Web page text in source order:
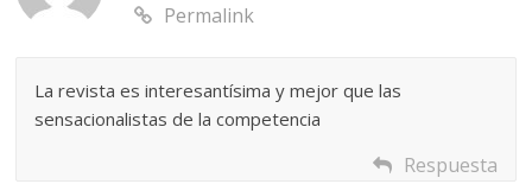
Permalink
La revista es interesantísima y mejor que las
sensacionalistas de la competencia
Respuesta